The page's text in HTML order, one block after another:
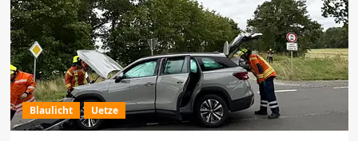
und
Kreaturen
von
Hans-
Joachim
Jentsch
Blaulicht Uetze